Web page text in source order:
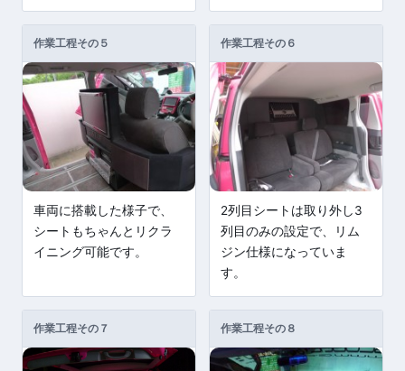
作業工程その５
車両に搭載した様子で、
シートもちゃんとリクラ
イニング可能です。
作業工程その６
2列目シートは取り外し3
列目のみの設定で、リム
ジン仕様になっていま
す。
作業工程その７ 作業工程その８